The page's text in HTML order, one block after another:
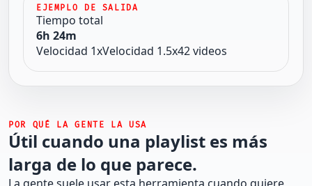
EJEMPLO DE SALIDA
Tiempo total
6h 24m
Velocidad 1xVelocidad 1.5x42 videos
POR QUÉ LA GENTE LA USA
Útil cuando una playlist es más
larga de lo que parece.